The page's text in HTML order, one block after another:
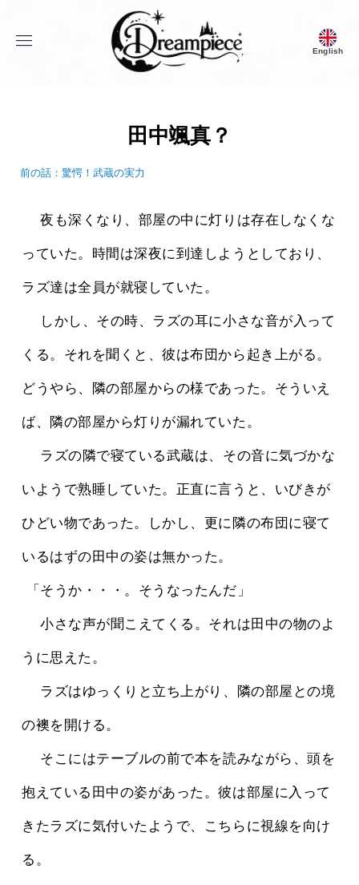
menu English
Dream Piece
田中颯真？
前の話：驚愕！武蔵の実力
っていた。時間は深夜に到達しようとしており、
ラズ達は全員が就寝していた。
くる。それを聞くと、彼は布団から起き上がる。
どうやら、隣の部屋からの様であった。そういえ
ば、隣の部屋から灯りが漏れていた。
いようで熟睡していた。正直に言うと、いびきが
ひどい物であった。しかし、更に隣の布団に寝て
いるはずの田中の姿は無かった。
「そうか・・・。そうなったんだ」
うに思えた。
の襖を開ける。
抱えている田中の姿があった。彼は部屋に入って
きたラズに気付いたようで、こちらに視線を向け
る。